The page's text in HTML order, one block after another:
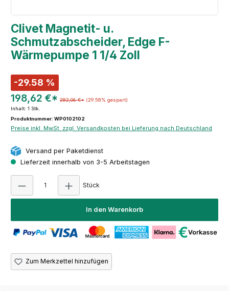
Clivet Magnetit- u.
Schmutzabscheider, Edge F-
Wärmepumpe 1 1/4 Zoll
-29.58 %
198,62 €* 282,06 €* (29.58% gespart)
Inhalt: 1 Stk.
Produktnummer: WP0102102
Preise inkl. MwSt. zzgl. Versandkosten bei Lieferung nach Deutschland
Versand per Paketdienst
Lieferzeit innerhalb von 3-5 Arbeitstagen
Stück
In den Warenkorb
Zum Merkzettel hinzufügen